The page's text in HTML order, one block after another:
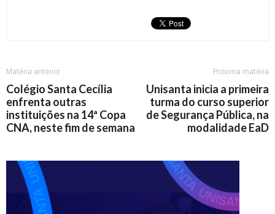
Matéria anterior
Colégio Santa Cecília
enfrenta outras
instituições na 14ª Copa
CNA, neste fim de semana
Próxima matéria
Unisanta inicia a primeira
turma do curso superior
de Segurança Pública, na
modalidade EaD